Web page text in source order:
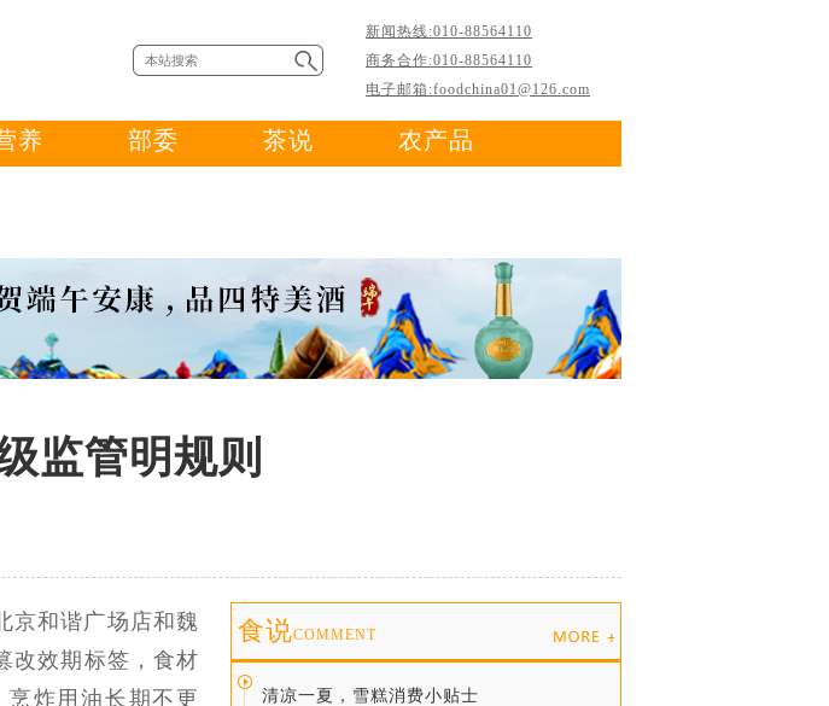
新闻热线:010-88564110
商务合作:010-88564110
电子邮箱:foodchina01@126.com
养 部委 茶说 农产品
监管明规则
京和谐广场店和魏
改效期标签，食材
炸用油长期不更
食说COMMENT
清凉一夏，雪糕消费小贴士